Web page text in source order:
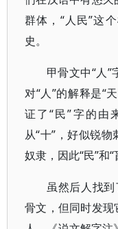
群体，“人民”这
史。
甲骨文中“人”
对“人”的解释是“
证了“民”字的由
从“十”，好似锐
奴隶，因此“民”和“
虽然后人找到
骨文，但同时发